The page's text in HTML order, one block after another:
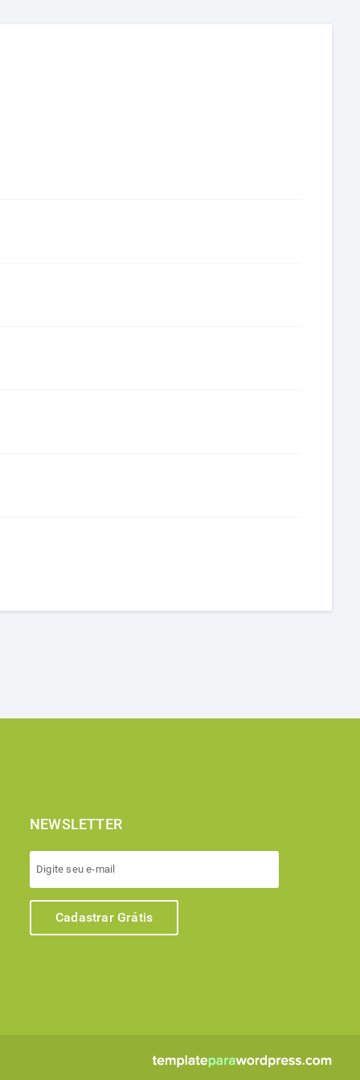
NEWSLETTER